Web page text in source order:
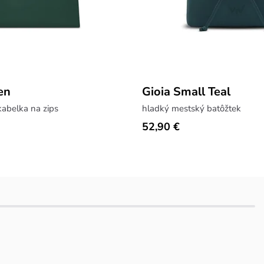
na zips
Gioia Small Teal
hladký mestský batôžtek
52,90 €